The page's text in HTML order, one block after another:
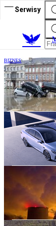
Serwisy
BIZNES
Utopione